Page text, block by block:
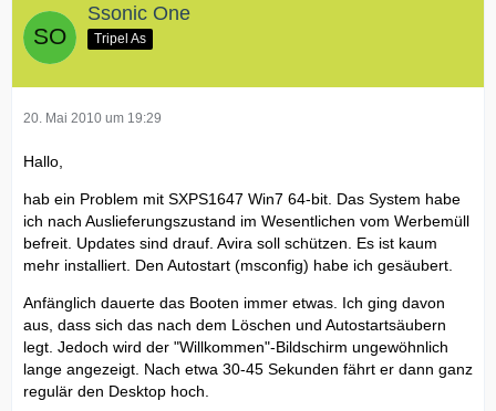
Ssonic One
Tripel As
20. Mai 2010 um 19:29
Hallo,
hab ein Problem mit SXPS1647 Win7 64-bit. Das System habe
ich nach Auslieferungszustand im Wesentlichen vom Werbemüll
befreit. Updates sind drauf. Avira soll schützen. Es ist kaum
mehr installiert. Den Autostart (msconfig) habe ich gesäubert.
Anfänglich dauerte das Booten immer etwas. Ich ging davon
aus, dass sich das nach dem Löschen und Autostartsäubern
legt. Jedoch wird der "Willkommen"-Bildschirm ungewöhnlich
lange angezeigt. Nach etwa 30-45 Sekunden fährt er dann ganz
regulär den Desktop hoch.